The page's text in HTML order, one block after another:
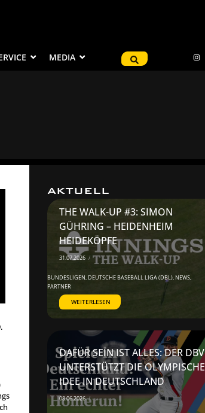
MEDIA
AKTUELL
THE WALK-UP #3: SIMON
GÜHRING – HEIDENHEIM
HEIDEKÖPFE
31.07.2026 /
BUNDESLIGEN,DEUTSCHE BASEBALL LIGA (DBL),NEWS,
PARTNER
WEITERLESEN
DAFÜR SEIN IST ALLES: DER DBV
UNTERSTÜTZT DIE OLYMPISCHE
IDEE IN DEUTSCHLAND
08.06.2026 /